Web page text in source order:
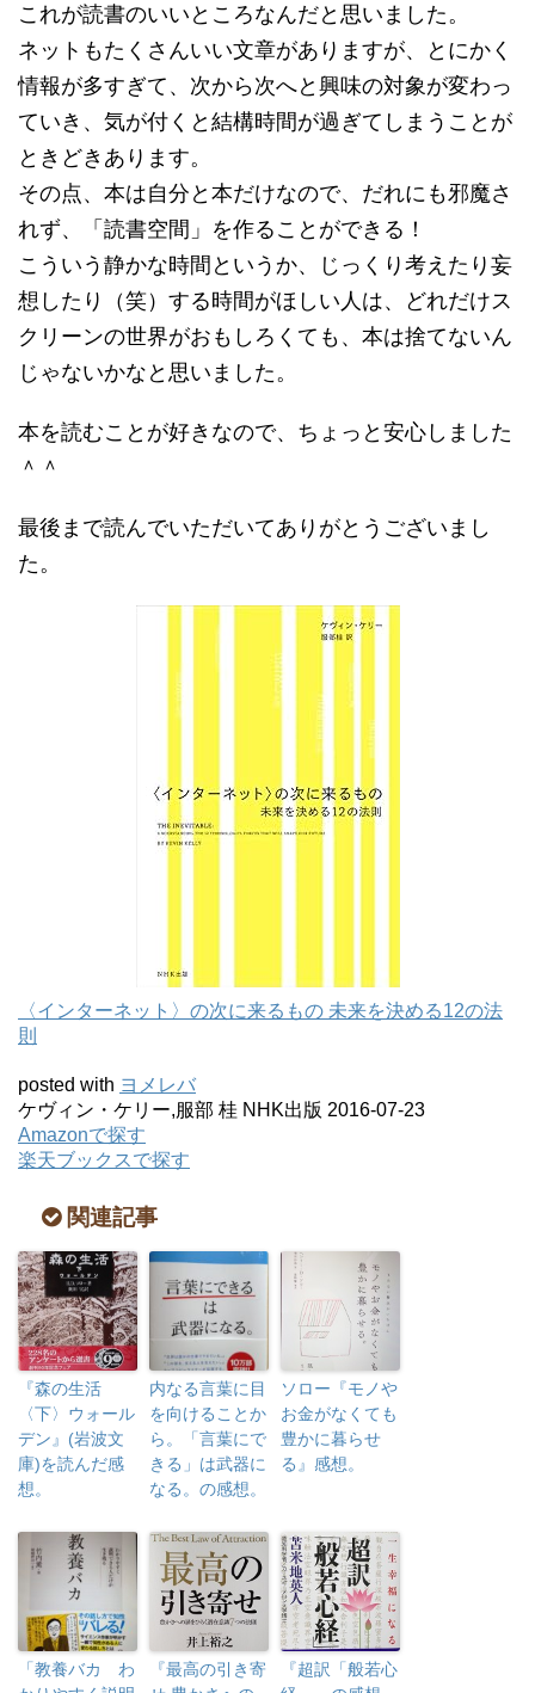
これが読書のいいところなんだと思いました。
ネットもたくさんいい文章がありますが、とにかく
情報が多すぎて、次から次へと興味の対象が変わっ
ていき、気が付くと結構時間が過ぎてしまうことが
ときどきあります。
その点、本は自分と本だけなので、だれにも邪魔さ
れず、「読書空間」を作ることができる！
こういう静かな時間というか、じっくり考えたり妄
想したり（笑）する時間がほしい人は、どれだけス
クリーンの世界がおもしろくても、本は捨てないん
じゃないかなと思いました。
本を読むことが好きなので、ちょっと安心しました
＾＾
最後まで読んでいただいてありがとうございまし
た。
〈インターネット〉の次に来るもの 未来を決める12の法
則
posted with ヨメレバ
ケヴィン・ケリー,服部 桂 NHK出版 2016-07-23
Amazonで探す
楽天ブックスで探す
関連記事
『森の生活
〈下〉ウォール
デン』(岩波文
庫)を読んだ感
想。
内なる言葉に目
を向けることか
ら。「言葉にで
きる」は武器に
なる。の感想。
ソロー『モノや
お金がなくても
豊かに暮らせ
る』感想。
「教養バカ わ
『最高の引き寄
『超訳「般若心